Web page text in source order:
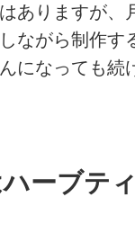
ありますが、
ながら制作す
んになっても続
ーブテ